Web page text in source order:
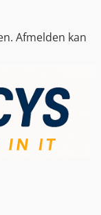
Afmelden kan